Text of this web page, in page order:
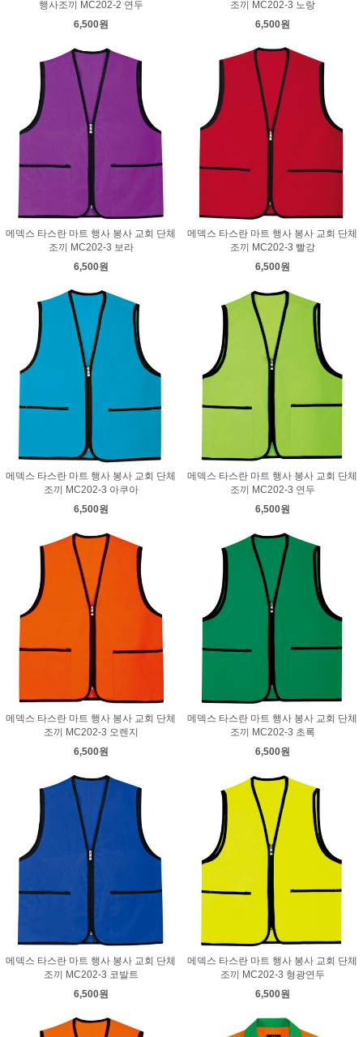
행사조끼 MC202-2 연두
6,500원
조끼 MC202-3 노랑
6,500원
메덱스 타스란 마트 행사 봉사 교회 단체
조끼 MC202-3 보라
6,500원
메덱스 타스란 마트 행사 봉사 교회 단체
조끼 MC202-3 빨강
6,500원
메덱스 타스란 마트 행사 봉사 교회 단체
조끼 MC202-3 아쿠아
6,500원
메덱스 타스란 마트 행사 봉사 교회 단체
조끼 MC202-3 연두
6,500원
메덱스 타스란 마트 행사 봉사 교회 단체
조끼 MC202-3 오렌지
6,500원
메덱스 타스란 마트 행사 봉사 교회 단체
조끼 MC202-3 초록
6,500원
메덱스 타스란 마트 행사 봉사 교회 단체
조끼 MC202-3 코발트
6,500원
메덱스 타스란 마트 행사 봉사 교회 단체
조끼 MC202-3 형광연두
6,500원